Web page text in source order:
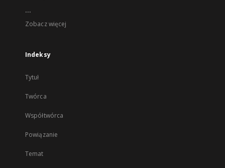
...
Zobacz więcej
Indeksy
Tytuł
Twórca
Współtwórca
Powiązanie
Temat